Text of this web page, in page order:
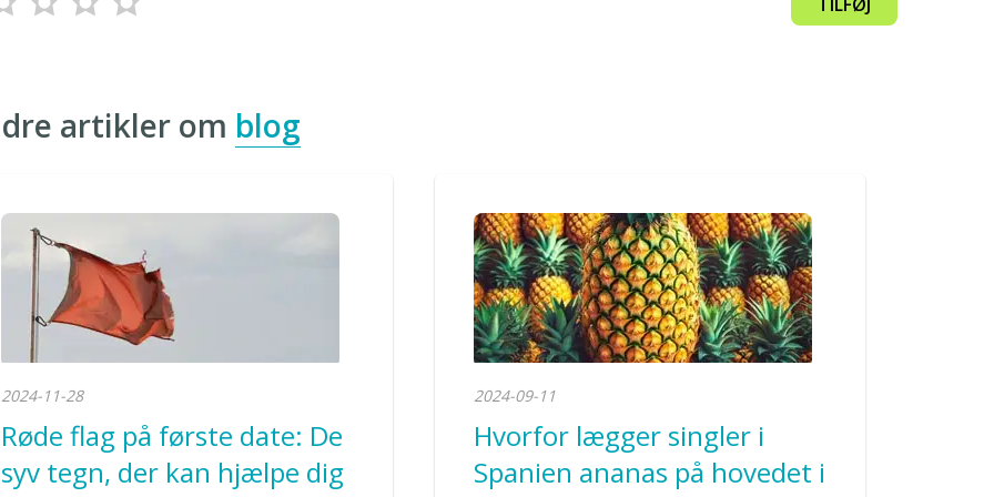
artikler om blog
2024-11-28
Røde flag på første date: De
syv tegn, der kan hjælpe dig
2024-09-11
Hvorfor lægger singler i
Spanien ananas på hovedet i